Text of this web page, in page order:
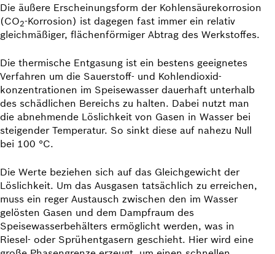
Die äußere Erscheinungsform der Kohlensäurekorrosion
(CO2-Korrosion) ist dagegen fast immer ein relativ
gleichmäßiger, flächenförmiger Abtrag des Werkstoffes.
Die thermische Entgasung ist ein bestens geeignetes
Verfahren um die Sauerstoff- und Kohlendioxid­
konzentrationen im Speisewasser dauerhaft unterhalb
des schädlichen Bereichs zu halten. Dabei nutzt man
die abnehmende Löslichkeit von Gasen in Wasser bei
steigender Temperatur. So sinkt diese auf nahezu Null
bei 100 °C.
Die Werte beziehen sich auf das Gleichgewicht der
Löslichkeit. Um das Ausgasen tatsächlich zu er­reichen,
muss ein reger Austausch zwischen den im Wasser
gelösten Gasen und dem Dampfraum des
Speisewasserbehälters ermöglicht werden, was in
Riesel- oder Sprühentgasern geschieht. Hier wird eine